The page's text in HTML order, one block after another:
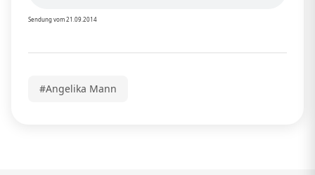
Sendung vom 21.09.2014
#Angelika Mann